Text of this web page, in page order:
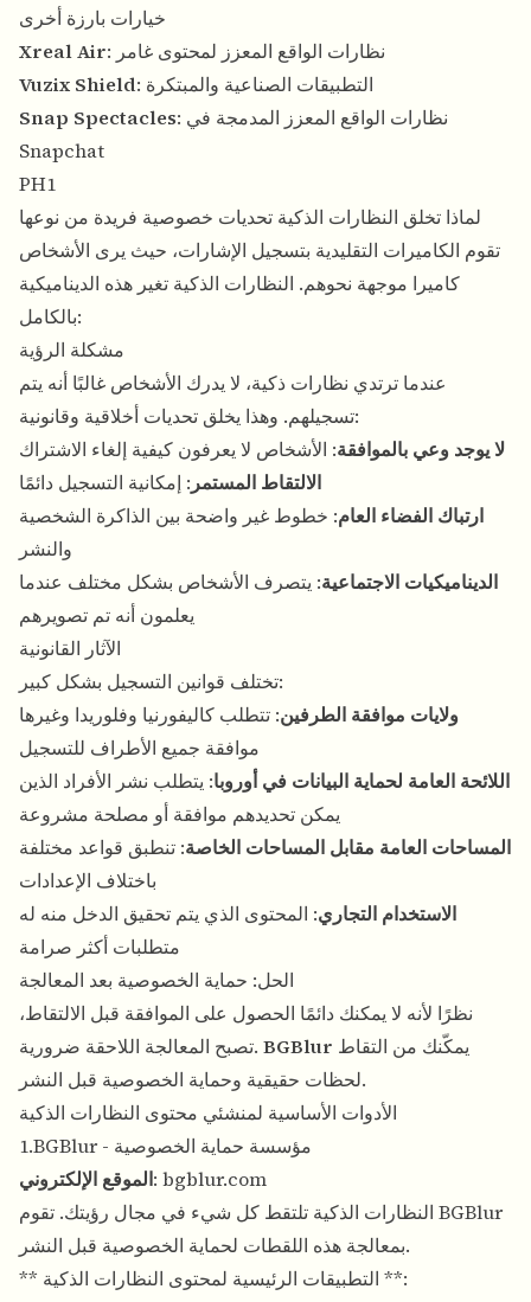
خيارات بارزة أخرى
Xreal Air
: نظارات الواقع المعزز لمحتوى غامر
Vuzix Shield : التطبيقات الصناعية والمبتكرة
Snap Spectacles: نظارات الواقع المعزز المدمجة في
Snapchat
PH1
لماذا تخلق النظارات الذكية تحديات خصوصية فريدة من نوعها
تقوم الكاميرات التقليدية بتسجيل الإشارات، حيث يرى الأشخاص
كاميرا موجهة نحوهم. النظارات الذكية تغير هذه الديناميكية
بالكامل:
مشكلة الرؤية
عندما ترتدي نظارات ذكية، لا يدرك الأشخاص غالبًا أنه يتم
تسجيلهم. وهذا يخلق تحديات أخلاقية وقانونية:
لا يوجد وعي بالموافقة: الأشخاص لا يعرفون كيفية إلغاء الاشتراك
الالتقاط المستمر : إمكانية التسجيل دائمًا
ارتباك الفضاء العام: خطوط غير واضحة بين الذاكرة الشخصية
والنشر
الديناميكيات الاجتماعية: يتصرف الأشخاص بشكل مختلف عندما
يعلمون أنه تم تصويرهم
الآثار القانونية
تختلف قوانين التسجيل بشكل كبير:
ولايات موافقة الطرفين: تتطلب كاليفورنيا وفلوريدا وغيرها
موافقة جميع الأطراف للتسجيل
اللائحة العامة لحماية البيانات في أوروبا: يتطلب نشر الأفراد الذين
يمكن تحديدهم موافقة أو مصلحة مشروعة
المساحات العامة مقابل المساحات الخاصة: تنطبق قواعد مختلفة
باختلاف الإعدادات
الاستخدام التجاري: المحتوى الذي يتم تحقيق الدخل منه له
متطلبات أكثر صرامة
الحل: حماية الخصوصية بعد المعالجة
نظرًا لأنه لا يمكنك دائمًا الحصول على الموافقة قبل الالتقاط،
تصبح المعالجة اللاحقة ضرورية. BGBlur
لحظات حقيقية وحماية الخصوصية قبل النشر.
الأدوات الأساسية لمنشئي محتوى النظارات الذكية
1.BGBlur - مؤسسة حماية الخصوصية
الموقع الإلكتروني: bgblur.com
النظارات الذكية تلتقط كل شيء في مجال رؤيتك. تقوم BGBlur
بمعالجة هذه اللقطات لحماية الخصوصية قبل النشر.
** التطبيقات الرئيسية لمحتوى النظارات الذكية **: